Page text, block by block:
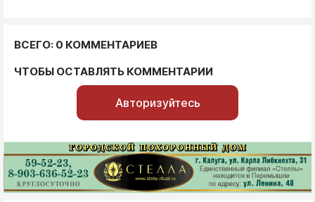
ВСЕГО: 0 КОММЕНТАРИЕВ
ЧТОБЫ ОСТАВЛЯТЬ КОММЕНТАРИИ
Авторизуйтесь